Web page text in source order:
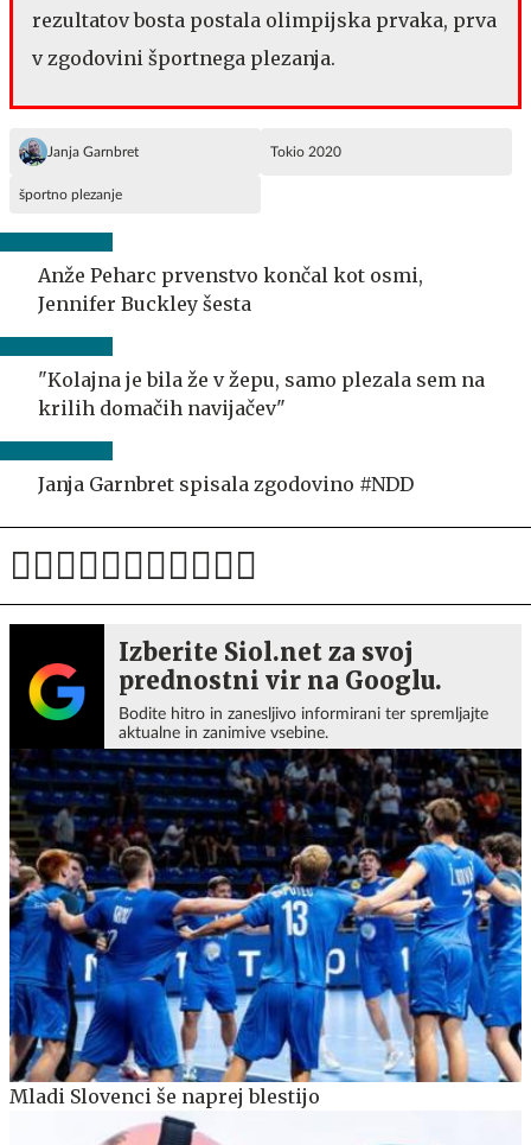
rezultatov bosta postala olimpijska prvaka, prva
v zgodovini športnega plezanja.
Janja Garnbret Tokio 2020
športno plezanje
Anže Peharc prvenstvo končal kot osmi,
Jennifer Buckley šesta
"Kolajna je bila že v žepu, samo plezala sem na
krilih domačih navijačev"
Janja Garnbret spisala zgodovino #NDD
Izberite Siol.net za svoj
prednostni vir na Googlu.
Bodite hitro in zanesljivo informirani ter spremljajte
aktualne in zanimive vsebine.
Mladi Slovenci še naprej blestijo